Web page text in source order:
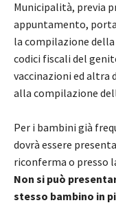
Municipalità, previa
appuntamento,
la compilazione
codici fiscali del
vaccinazioni ed altra
alla compilazione
Per i bambini già
dovrà essere
riconferma o presso
Non si può
stesso bambino in